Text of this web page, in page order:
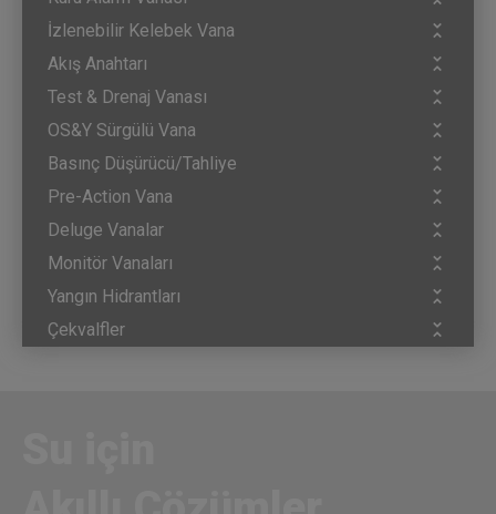
İzlenebilir Kelebek Vana
Akış Anahtarı
Test & Drenaj Vanası
OS&Y Sürgülü Vana
Basınç Düşürücü/Tahliye
Pre-Action Vana
Deluge Vanalar
Monitör Vanaları
Yangın Hidrantları
Çekvalfler